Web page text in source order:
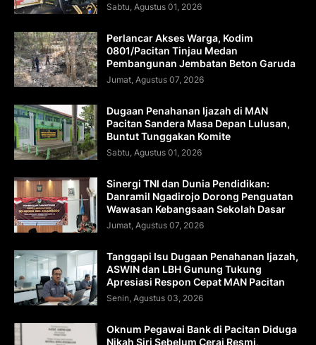
Sabtu, Agustus 01, 2026
Perlancar Akses Warga, Kodim
0801/Pacitan Tinjau Medan
Pembangunan Jembatan Beton Garuda
Jumat, Agustus 07, 2026
Dugaan Penahanan Ijazah di MAN
Pacitan Sandera Masa Depan Lulusan,
Buntut Tunggakan Komite
Sabtu, Agustus 01, 2026
Sinergi TNI dan Dunia Pendidikan:
Danramil Ngadirojo Dorong Penguatan
Wawasan Kebangsaan Sekolah Dasar
Jumat, Agustus 07, 2026
Tanggapi Isu Dugaan Penahanan Ijazah,
ASWIN dan LBH Gunung Tukung
Apresiasi Respon Cepat MAN Pacitan
Senin, Agustus 03, 2026
Oknum Pegawai Bank di Pacitan Diduga
Nikah Siri Sebelum Cerai Resmi,